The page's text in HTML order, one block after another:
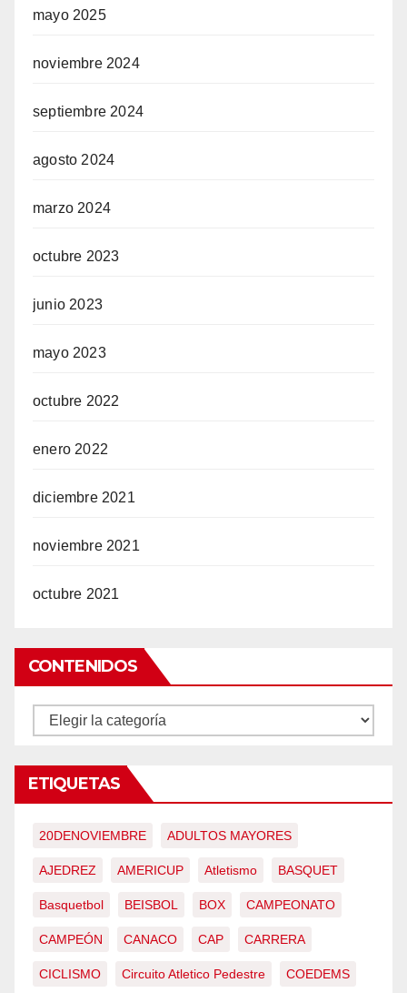
mayo 2025
noviembre 2024
septiembre 2024
agosto 2024
marzo 2024
octubre 2023
junio 2023
mayo 2023
octubre 2022
enero 2022
diciembre 2021
noviembre 2021
octubre 2021
CONTENIDOS
CONTENIDOS
ETIQUETAS
20DENOVIEMBRE ADULTOS MAYORES
AJEDREZ AMERICUP Atletismo BASQUET
Basquetbol BEISBOL BOX CAMPEONATO
CAMPEÓN CANACO CAP CARRERA
CICLISMO Circuito Atletico Pedestre COEDEMS